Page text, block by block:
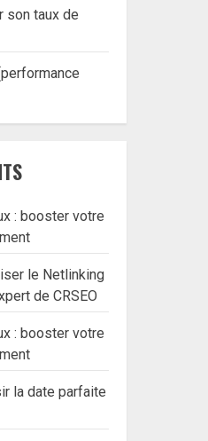
son taux de
: booster votre
le Netlinking
de CRSEO
: booster votre
la date parfaite